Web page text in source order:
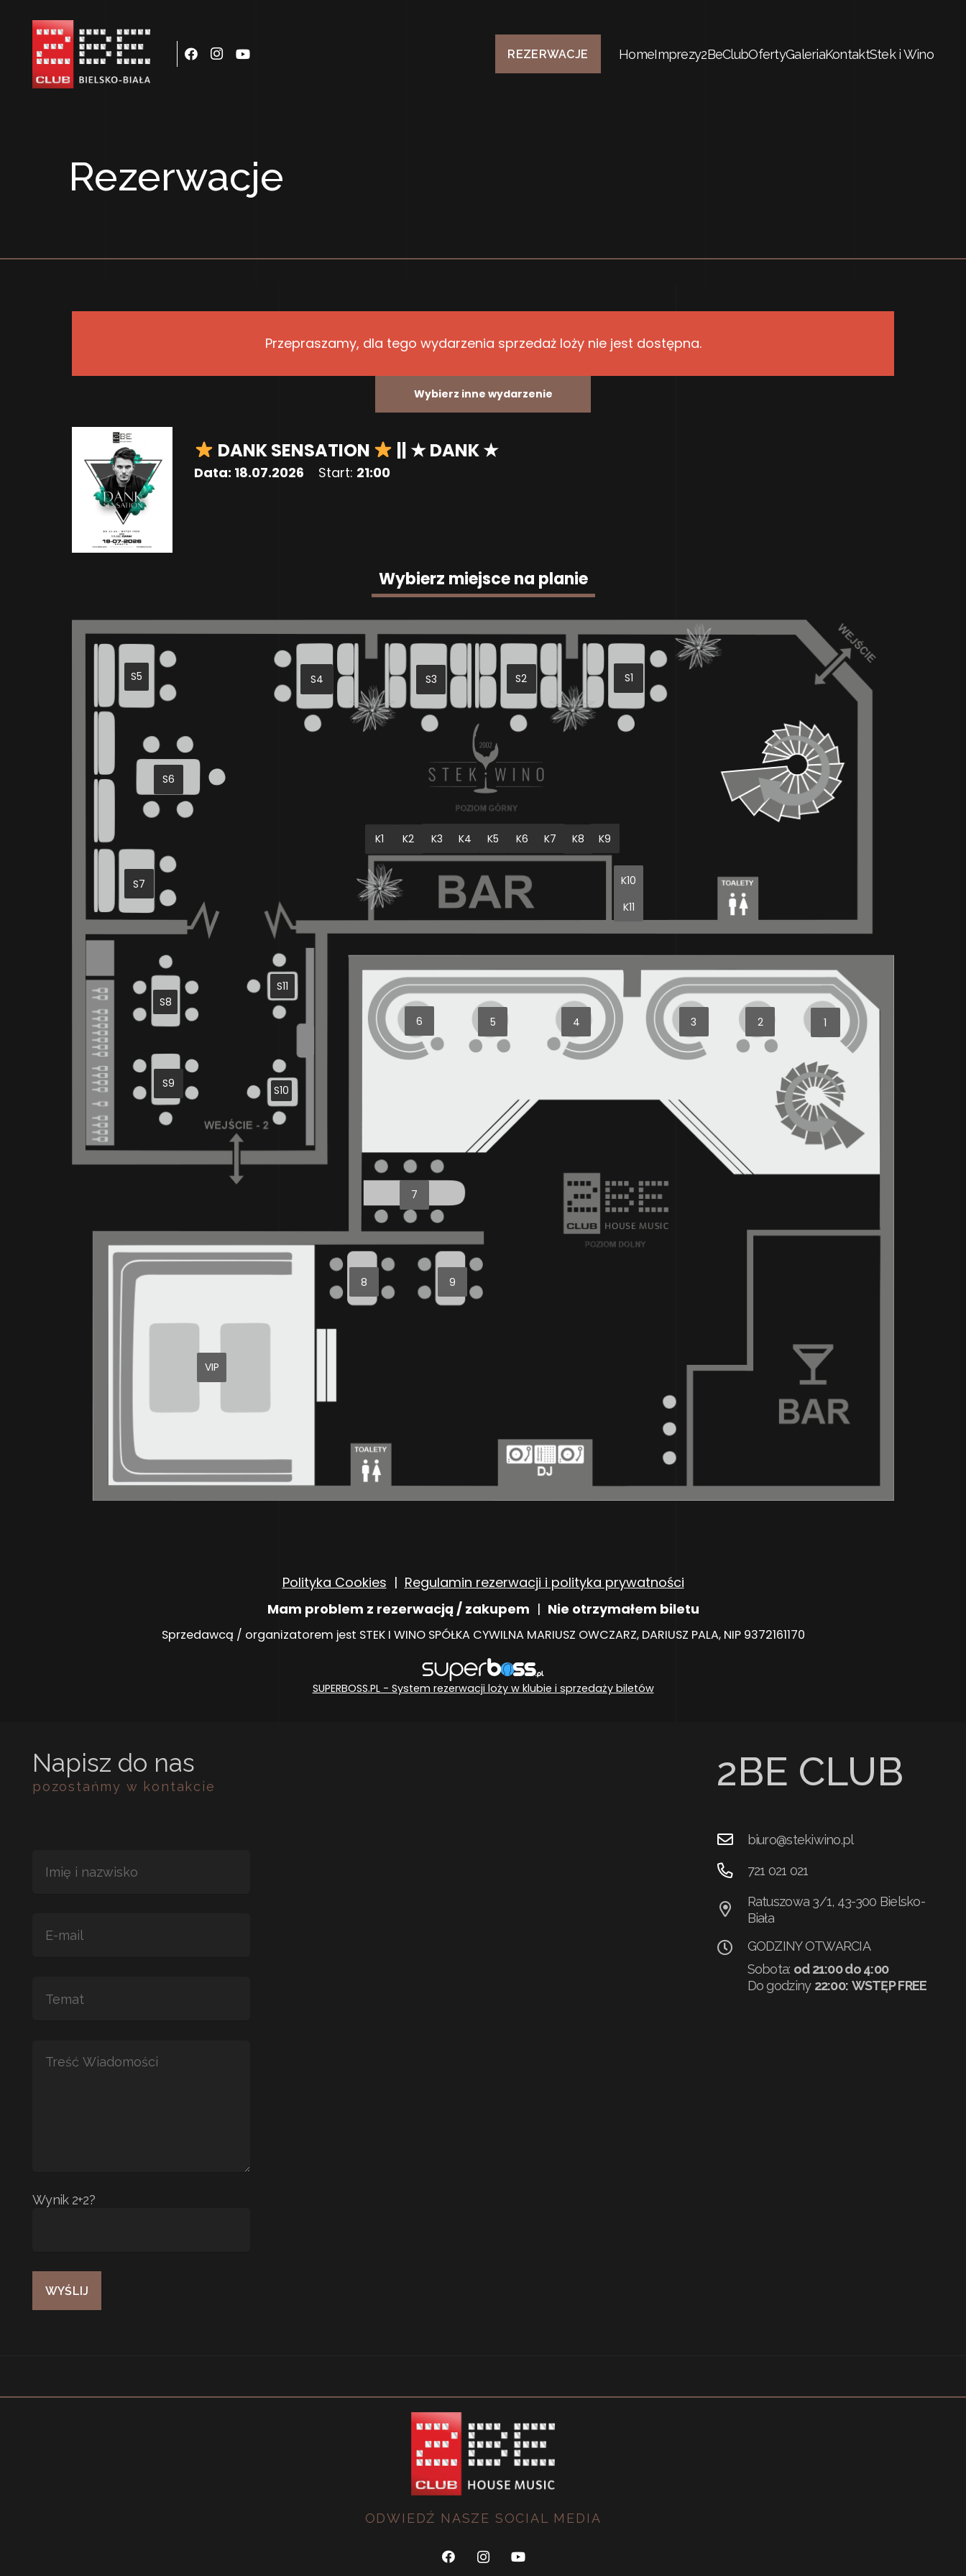
REZERWACJE HomeImprezy2BeClubOfertyGaleriaKontaktStek i Wino
Rezerwacje
Przepraszamy, dla tego wydarzenia sprzedaż loży nie jest dostępna.
Wybierz inne wydarzenie
DANK SENSATION || ★ DANK ★
Data: 18.07.2026 Start: 21:00
Wybierz miejsce na planie
1
2
3
4
5
6
7
8 9
K1 K2 K3 K4 K5 K6 K7 K8 K9
S1
S2
S3
S4
S5
S6
S7
S8
S9
K10
K11
VIP
S10
S11
Polityka Cookies | Regulamin rezerwacji i polityka prywatności
Mam problem z rezerwacją / zakupem | Nie otrzymałem biletu
Sprzedawcą / organizatorem jest STEK I WINO SPÓŁKA CYWILNA MARIUSZ OWCZARZ, DARIUSZ PALA, NIP 9372161170
SUPERBOSS.PL - System rezerwacji loży w klubie i sprzedaży biletów
Napisz do nas
pozostańmy w kontakcie
Wynik 2+2?
2BE CLUB
biuro@stekiwino.pl
721 021 021
Ratuszowa 3/1, 43-300 Bielsko-
Biała
GODZINY OTWARCIA
Sobota: od 21:00 do 4:00
Do godziny 22:00: WSTĘP FREE
ODWIEDŹ NASZE SOCIAL MEDIA